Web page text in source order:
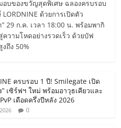
อบของขวัญสุดพิเศษ ฉลองครบรอบ
ด้วยการเปิดตัว
29 ก.ค. เวลา 18:00 น. พร้อมพากิ
วามโหดอย่างรวดเร็ว ด้วยบัฟ
ถึง 50%
ครบรอบ 1 ปี! Smilegate เปิด
เซิร์ฟฯ ใหม่ พร้อมอาวุธเคียวและ
เดือดครึ่งปีหลัง 2026
0